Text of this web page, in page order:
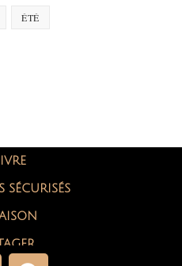
ÉTÉ
SÉCURISÉS